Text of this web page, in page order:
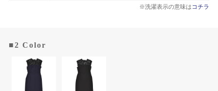
※洗濯表示の意味は コチラ
■2 Color